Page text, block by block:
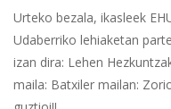
Urteko bezala, ikasleek
Udaberriko lehiaketan
izan dira: Lehen
maila: Batxiler mailan: